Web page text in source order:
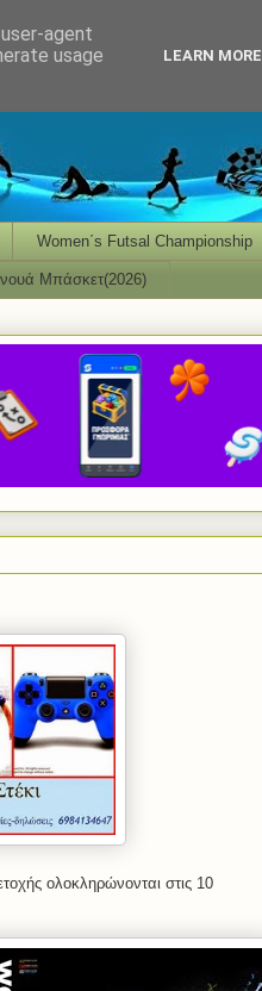
Women΄s Futsal Championship
Μπάσκετ(2026)
ολοκληρώνονται στις 10
agent
usage
LEARN MORE